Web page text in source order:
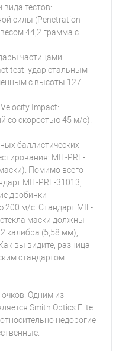
вида тестов:
силы (Penetration
44,2 грамма с
частицами
test: удар стальным
с высоты 127
Impact:
со скоростью 45 м/с).
баллистических
MIL-PRF-
Помимо всего
MIL-PRF-31013,
дробинки
200 м/с. Стандарт MIL-
стекла маски должны
калибра (5,58 мм),
вы видите, разница
стандартом
очков. Одним из
Smith Optics Elite.
недорогие